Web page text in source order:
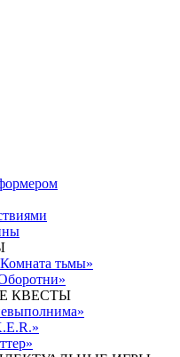
тьмы»
КВЕСТЫ